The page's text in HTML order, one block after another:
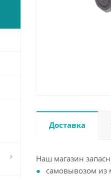
Доставка
Наш магазин
самовывозом из